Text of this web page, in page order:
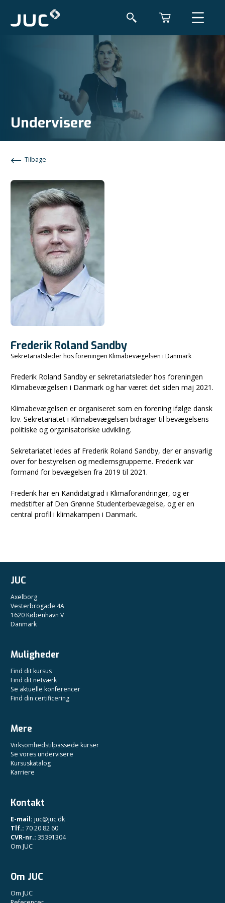
Undervisere
Tilbage
Frederik Roland Sandby
Sekretariatsleder hos foreningen Klimabevægelsen i Danmark
Frederik Roland Sandby er sekretariatsleder hos foreningen
Klimabevægelsen i Danmark og har været det siden maj 2021.
Klimabevægelsen er organiseret som en forening ifølge dansk
lov. Sekretariatet i Klimabevægelsen bidrager til bevægelsens
politiske og organisatoriske udvikling.
Sekretariatet ledes af Frederik Roland Sandby, der er ansvarlig
over for bestyrelsen og medlemsgrupperne. Frederik var
formand for bevægelsen fra 2019 til 2021.
Frederik har en Kandidatgrad i Klimaforandringer, og er
medstifter af Den Grønne Studenterbevægelse, og er en
central profil i klimakampen i Danmark.
JUC
Axelborg
Vesterbrogade 4A
1620 København V
Danmark
Muligheder
Find dit kursus
Find dit netværk
Se aktuelle konferencer
Find din certificering
Mere
Virksomhedstilpassede kurser
Se vores undervisere
Kursuskatalog
Karriere
Kontakt
E-mail: juc@juc.dk
Tlf.: 70 20 82 60
CVR-nr.: 35391304
Om JUC
Om JUC
Om JUC